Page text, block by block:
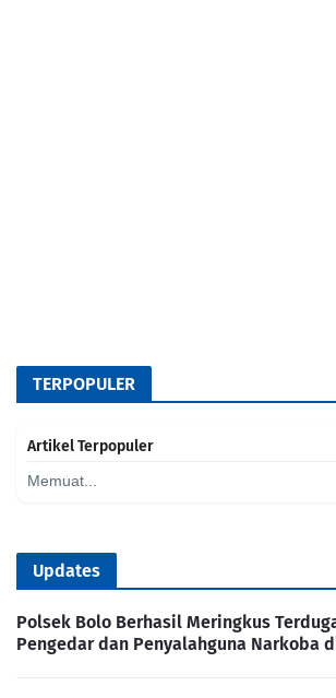
TERPOPULER
Artikel Terpopuler
Memuat...
Updates
Polsek Bolo Berhasil Meringkus
Pengedar dan Penyalahguna Narkoba